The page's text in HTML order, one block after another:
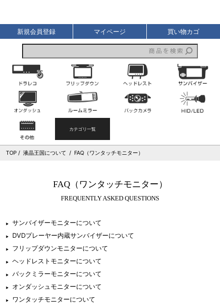
新規会員登録 マイページ 買い物カゴ
フリップダウンモニター ヘッドレストモニター
オンダッシュモニター ルームミラーモニター バックカメラ
カテゴリ一覧
TOP 液晶王国について FAQ（ワンタッチモニター）
FAQ（ワンタッチモニター）
FREQUENTLY ASKED QUESTIONS
サンバイザーモニターについて
DVDプレーヤー内蔵サンバイザーについて
フリップダウンモニターについて
ヘッドレストモニターについて
バックミラーモニターについて
オンダッシュモニターについて
ワンタッチモニターについて